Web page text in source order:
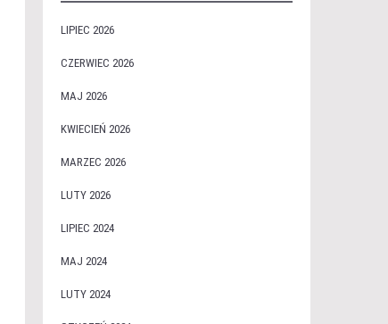
LIPIEC 2026
CZERWIEC 2026
MAJ 2026
KWIECIEŃ 2026
MARZEC 2026
LUTY 2026
LIPIEC 2024
MAJ 2024
LUTY 2024